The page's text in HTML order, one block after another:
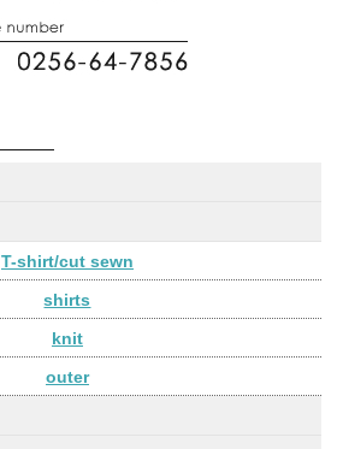
T-shirt/cut sewn
shirts
knit
outer